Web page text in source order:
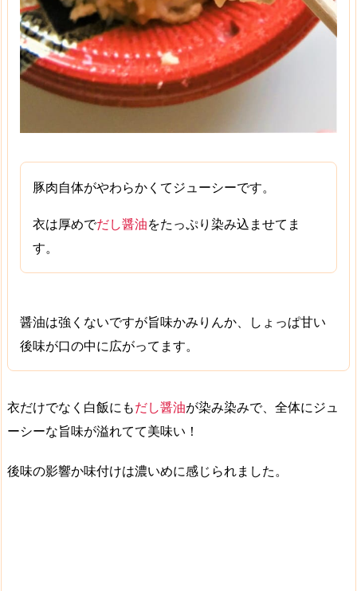
豚肉自体がやわらかくてジューシーです。
衣は厚めでだし醤油をたっぷり染み込ませてま
す。
醤油は強くないですが旨味かみりんか、
しょっぱ甘い
後味が口の中に広がってます。
衣だけでなく白飯にもだし醤油が染み染みで、全体にジュ
ーシーな旨味が溢れてて美味い！
後味の影響か味付けは濃いめに感じられました。